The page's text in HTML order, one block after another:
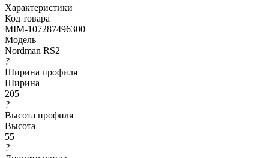
Характеристики
Код товара
MIM-107287496300
Модель
Nordman RS2
?
Ширина профиля
Ширина
205
?
Высота профиля
Высота
55
?